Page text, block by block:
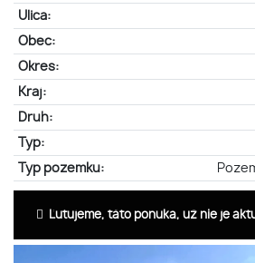
Ulica:
Obec:
Okres:
Kraj:
Druh:
Typ:
Typ pozemku:
Ľutujeme, táto ponuka, už nie je